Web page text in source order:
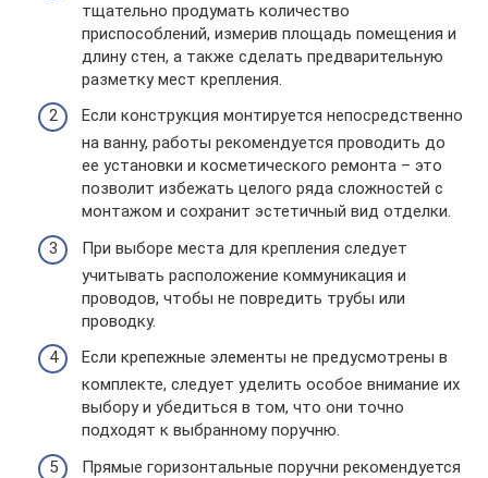
тщательно продумать количество
приспособлений, измерив площадь помещения и
длину стен, а также сделать предварительную
разметку мест крепления.
Если конструкция монтируется непосредственно
на ванну, работы рекомендуется проводить до
ее установки и косметического ремонта – это
позволит избежать целого ряда сложностей с
монтажом и сохранит эстетичный вид отделки.
При выборе места для крепления следует
учитывать расположение коммуникация и
проводов, чтобы не повредить трубы или
проводку.
Если крепежные элементы не предусмотрены в
комплекте, следует уделить особое внимание их
выбору и убедиться в том, что они точно
подходят к выбранному поручню.
Прямые горизонтальные поручни рекомендуется